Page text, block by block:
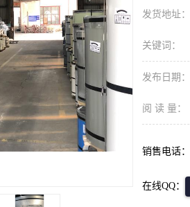
发货地址：
关键词：
发布日期：
阅 读 量：
销售电话：
在线QQ：